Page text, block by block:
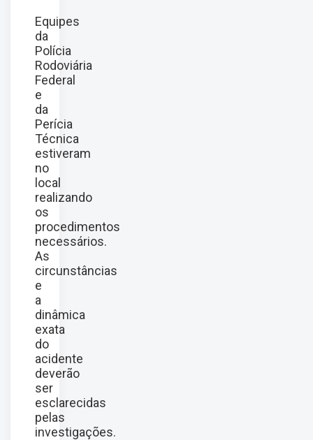
Equipes
da
Polícia
Rodoviária
Federal
e
da
Perícia
Técnica
estiveram
no
local
realizando
os
procedimentos
necessários.
As
circunstâncias
e
a
dinâmica
exata
do
acidente
deverão
ser
esclarecidas
pelas
investigações.